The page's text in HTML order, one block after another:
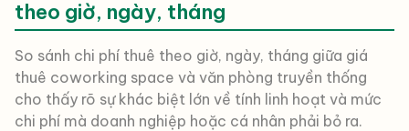
theo giờ, ngày, tháng
So sánh chi phí thuê theo giờ, ngày, tháng giữa giá
thuê coworking space và văn phòng truyền thống
cho thấy rõ sự khác biệt lớn về tính linh hoạt và mức
chi phí mà doanh nghiệp hoặc cá nhân phải bỏ ra.